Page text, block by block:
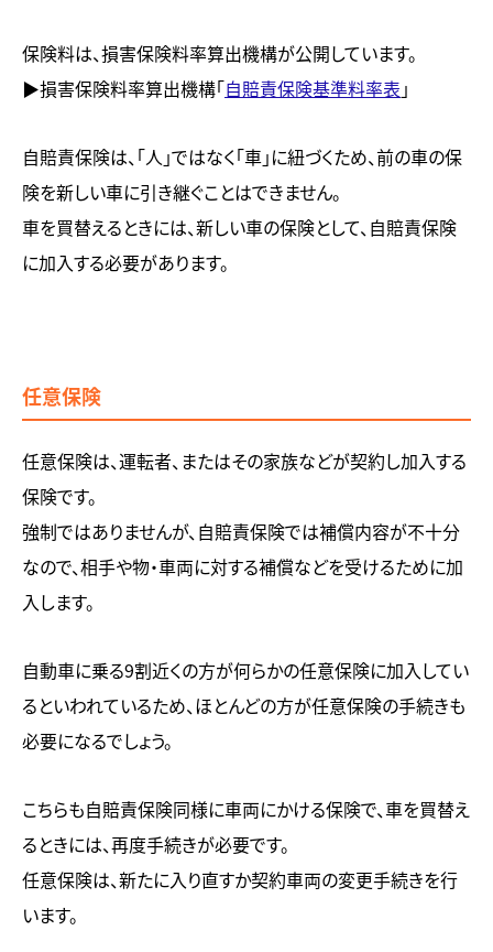
保険料は、損害保険料率算出機構が公開しています。
▶︎損害保険料率算出機構「自賠責保険基準料率表 」
自賠責保険は、「人」ではなく「車」に紐づくため、前の車の保
険を新しい車に引き継ぐことはできません。
車を買替えるときには、新しい車の保険として、自賠責保険
に加入する必要があります。
任意保険
任意保険は、運転者、またはその家族などが契約し加入する
保険です。
強制ではありませんが、自賠責保険では補償内容が不十分
なので、相手や物・車両に対する補償などを受けるために加
入します。
自動車に乗る9割近くの方が何らかの任意保険に加入してい
るといわれているため、ほとんどの方が任意保険の手続きも
必要になるでしょう。
こちらも自賠責保険同様に車両にかける保険で、車を買替え
るときには、再度手続きが必要です。
任意保険は、新たに入り直すか契約車両の変更手続きを行
います。